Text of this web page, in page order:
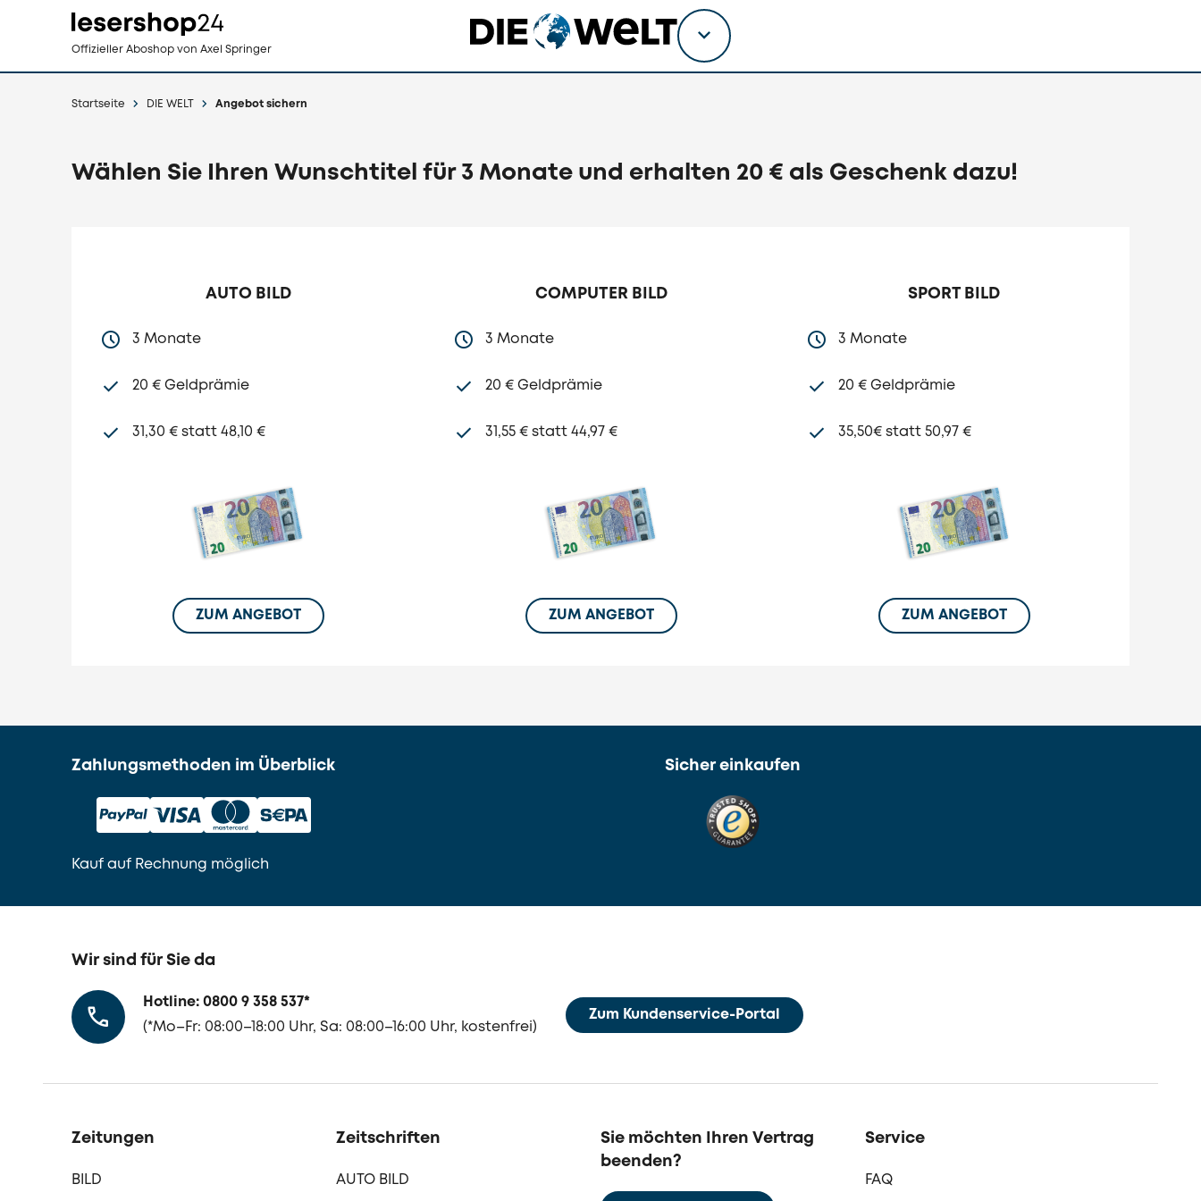
zum
Offizieller Aboshop von Axel Springer
Titel
wählen
Startseite DIE WELT Angebot sichern
Wählen Sie Ihren Wunschtitel für 3 Monate und erhalten 20 € als Geschenk dazu!
AUTO BILD
3 Monate
20 € Geldprämie
31,30 € statt 48,10 €
ZUM ANGEBOT
COMPUTER BILD
3 Monate
20 € Geldprämie
31,55 € statt 44,97 €
ZUM ANGEBOT
SPORT BILD
3 Monate
20 € Geldprämie
35,50€ statt 50,97 €
ZUM ANGEBOT
Zahlungsmethoden im Überblick
Kauf auf Rechnung möglich
Sicher einkaufen
Wir sind für Sie da
Hotline: 0800 9 358 537*
(*Mo–Fr: 08:00–18:00 Uhr, Sa: 08:00–16:00 Uhr, kostenfrei)
Zum Kundenservice-Portal
Zeitungen
BILD
Zeitschriften
AUTO BILD
Sie möchten Ihren Vertrag
beenden?
Service
FAQ